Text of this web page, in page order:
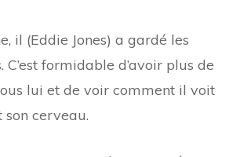
il (Eddie Jones) a gardé les
C’est formidable d’avoir plus de
lui et de voir comment il voit
son cerveau.